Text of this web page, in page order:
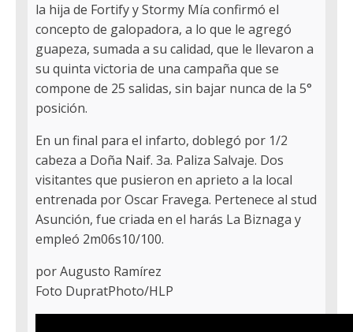
la hija de Fortify y Stormy Mía confirmó el
concepto de galopadora, a lo que le agregó
guapeza, sumada a su calidad, que le llevaron a
su quinta victoria de una campaña que se
compone de 25 salidas, sin bajar nunca de la 5°
posición.
En un final para el infarto, doblegó por 1/2
cabeza a Doña Naif. 3a. Paliza Salvaje. Dos
visitantes que pusieron en aprieto a la local
entrenada por Oscar Fravega. Pertenece al stud
Asunción, fue criada en el harás La Biznaga y
empleó 2m06s10/100.
por Augusto Ramírez
Foto DupratPhoto/HLP